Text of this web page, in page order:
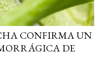
CONFIRMA UN
DE